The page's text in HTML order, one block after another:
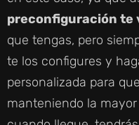
preconfiguración te
que tengas, pero
te los configures y
personalizada para
manteniendo la